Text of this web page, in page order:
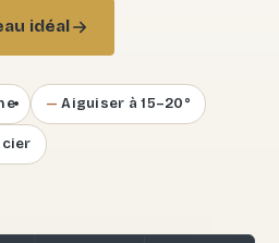
idéal
Aiguiser à 15–20°